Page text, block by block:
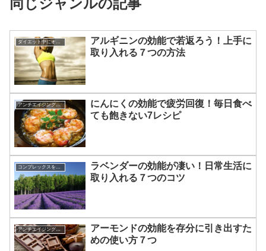
同じジャンルの記事
ダイエット中にオススメの食材
アルギニンの効能で若返ろう！上手に
取り入れる７つの方法
アンチエイジングに効く食べ物
にんにくの効能で疲労回復！毎日食べ
ても飽きない7レシピ
コンプレックスを克服する方法
ラベンダーの効能が凄い！日常生活に
取り入れる７つのコツ
アンチエイジングに効く食べ物
アーモンドの効能を存分に引き出すた
めの使い方７つ